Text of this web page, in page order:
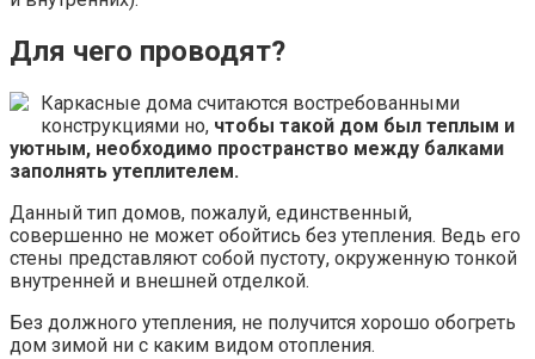
Для чего проводят?
Каркасные дома считаются востребованными
конструкциями но, чтобы такой дом был теплым и
уютным, необходимо пространство между балками
заполнять утеплителем.
Данный тип домов, пожалуй, единственный,
совершенно не может обойтись без утепления. Ведь его
стены представляют собой пустоту, окруженную тонкой
внутренней и внешней отделкой.
Без должного утепления, не получится хорошо обогреть
дом зимой ни с каким видом отопления.